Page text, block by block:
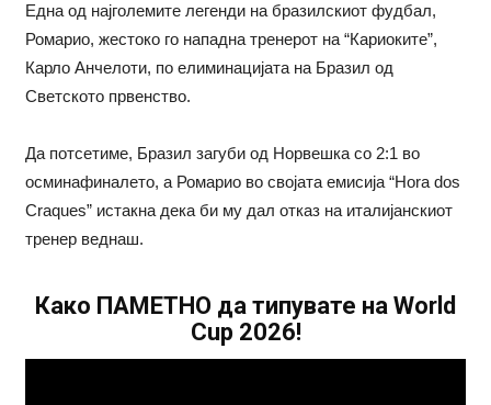
Една од најголемите легенди на бразилскиот фудбал,
Ромарио, жестоко го нападна тренерот на “Кариоките”,
Карло Анчелоти, по елиминацијата на Бразил од
Светското првенство.
Да потсетиме, Бразил загуби од Норвешка со 2:1 во
осминафиналето, а Ромарио во својата емисија “Hora dos
Craques” истакна дека би му дал отказ на италијанскиот
тренер веднаш.
Како ПАМЕТНО да типувате на World
Cup 2026!